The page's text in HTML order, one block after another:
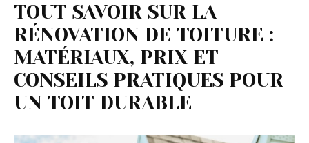
TOUT SAVOIR SUR LA
RÉNOVATION DE TOITURE :
MATÉRIAUX, PRIX ET
CONSEILS PRATIQUES POUR
UN TOIT DURABLE